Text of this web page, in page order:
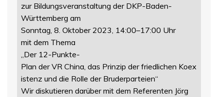
zur Bildungsveranstaltung der DKP-Baden-
Württemberg am
Sonntag, 8. Oktober 2023, 14:00–17:00 Uhr
mit dem Thema
„Der 12-Punkte-
Plan der VR China, das Prinzip der friedlichen Koex
istenz und die Rolle der Bruderparteien“
Wir diskutieren darüber mit dem Referenten Jörg